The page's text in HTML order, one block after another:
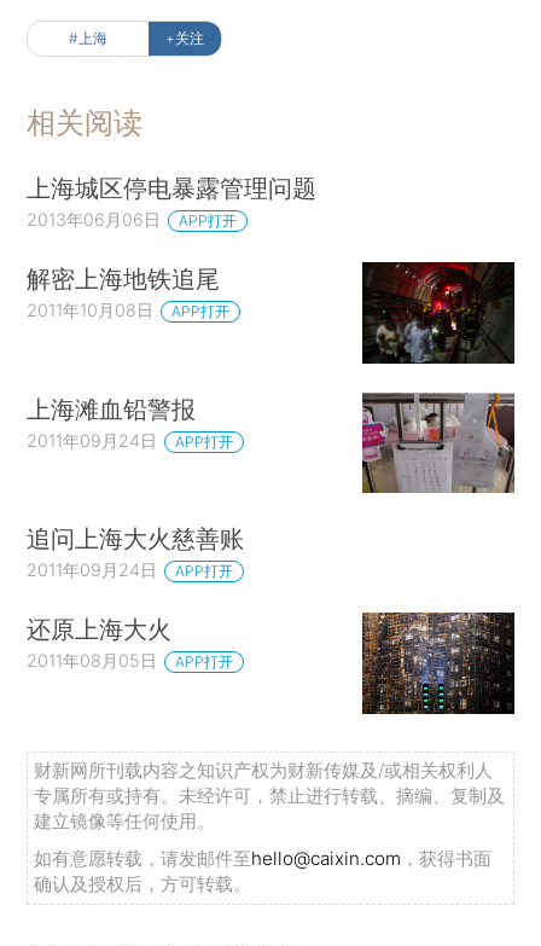
#上海 +关注
相关阅读
上海城区停电暴露管理问题
2013年06月06日 APP打开
解密上海地铁追尾
2011年10月08日 APP打开
上海滩血铅警报
2011年09月24日 APP打开
追问上海大火慈善账
2011年09月24日 APP打开
还原上海大火
2011年08月05日 APP打开
财新网所刊载内容之知识产权为财新传媒及/或相关权利人
专属所有或持有。未经许可，禁止进行转载、摘编、复制及
建立镜像等任何使用。
如有意愿转载，请发邮件至hello@caixin.com ，获得书面
确认及授权后，方可转载。